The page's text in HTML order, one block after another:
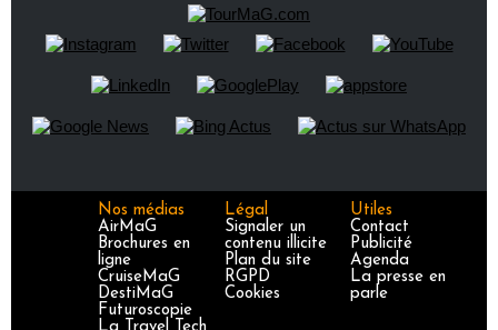
Nos médias
AirMaG
Brochures en
ligne
CruiseMaG
DestiMaG
Futuroscopie
Légal
Signaler un
contenu illicite
Plan du site
RGPD
Cookies
Utiles
Contact
Publicité
Agenda
La presse en
parle